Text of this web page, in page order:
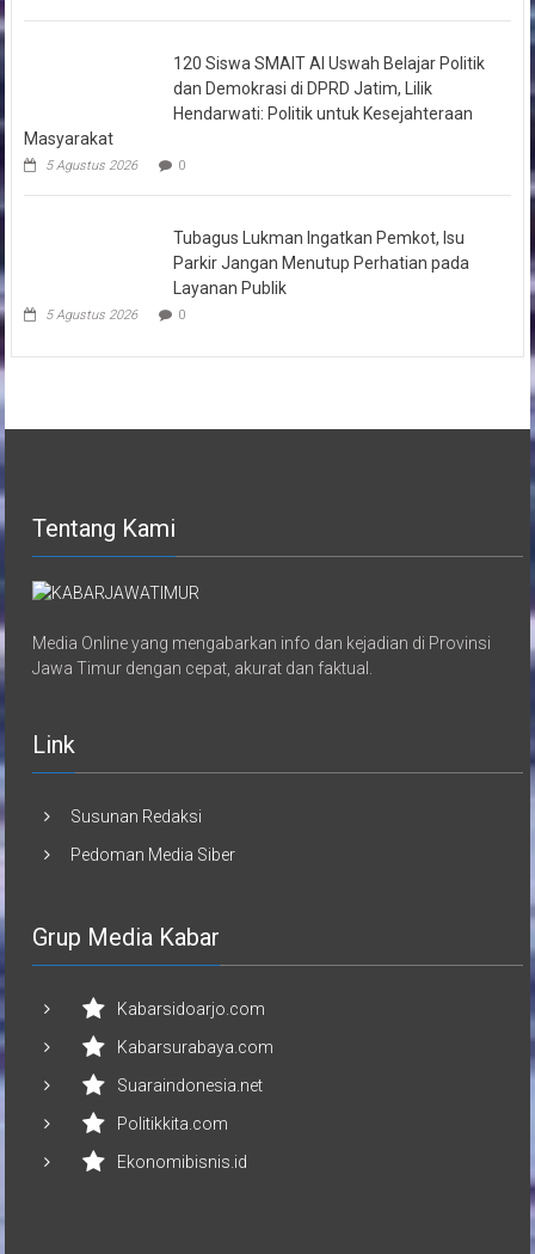
120 Siswa SMAIT Al Uswah Belajar Politik
dan Demokrasi di DPRD Jatim, Lilik
Hendarwati: Politik untuk Kesejahteraan
Masyarakat
5 Agustus 2026 0
Tubagus Lukman Ingatkan Pemkot, Isu
Parkir Jangan Menutup Perhatian pada
Layanan Publik
5 Agustus 2026 0
Tentang Kami
Media Online yang mengabarkan info dan kejadian di Provinsi
Jawa Timur dengan cepat, akurat dan faktual.
Link
Susunan Redaksi
Pedoman Media Siber
Grup Media Kabar
Kabarsidoarjo.com
Kabarsurabaya.com
Suaraindonesia.net
Politikkita.com
Ekonomibisnis.id